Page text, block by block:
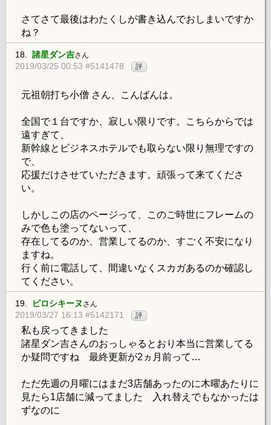
さてさて最後はわたくしが書き込んでおしまいですか
ね？
18. 諸星ダン吉さん
2019/03/25 00:53 #5141478 評
元祖朝打ち小僧 さん、こんばんは。
全国で１台ですか、寂しい限りです。こちらからでは
遠すぎて、
新幹線とビジネスホテルでも取らない限り無理ですの
で、
応援だけさせていただきます。頑張って来てくださ
い。
しかしこの店のページって、このご時世にフレームの
みで色も塗ってないって、
存在してるのか、営業してるのか、すごく不安になり
ますね。
行く前に電話して、間違いなくスカガあるのか確認し
てください。
19. ピロシキーヌ さん
2019/03/27 16:13 #5142171 評
私も戻ってきました
諸星ダン吉さんのおっしゃるとおり本当に営業してる
か疑問ですね 最終更新が2ヵ月前って…
ただ先週の月曜にはまだ3店舗あったのに木曜あたりに
見たら1店舗に減ってました 入れ替えでもなかったは
ずなのに